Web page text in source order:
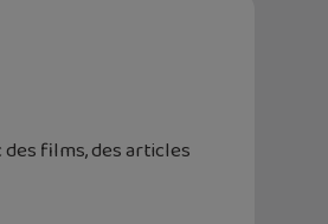
films, des articles